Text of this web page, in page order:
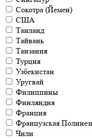
Сокотра (Йемен)
США
Таиланд
Тайвань
Танзания
Турция
Узбекистан
Уругвай
Филиппины
Финляндия
Франция
Французская
Чили